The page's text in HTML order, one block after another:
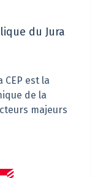
du Jura
CEP est la
de la
majeurs